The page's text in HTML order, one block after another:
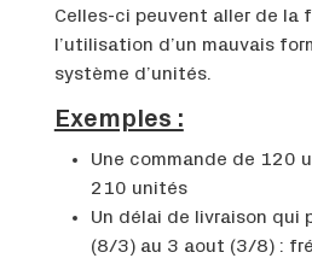
Celles-ci peuvent aller de la
l’utilisation d’un mauvais
système d’unités.
Exemples :
Une commande de 120
210 unités
Un délai de livraison qui
(8/3) au 3 aout (3/8) :